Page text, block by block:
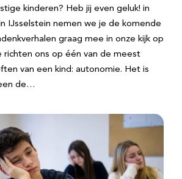
kinderen? Heb jij even geluk! in
IJsselstein nemen we je de komende
graag mee in onze kijk op
richten ons op één van de meest
van een kind: autonomie. Het is
de…